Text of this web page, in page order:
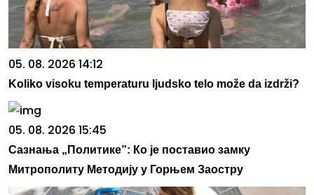
05. 08. 2026 14:12
Koliko visoku temperaturu ljudsko telo može da izdrži?
05. 08. 2026 15:45
Сазнања „Политике”: Ко је поставио замку
Митрополиту Методију у Горњем Заостру